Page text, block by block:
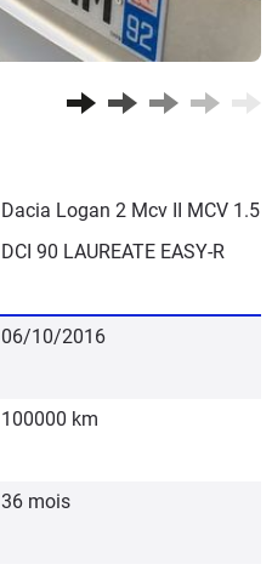
Dacia Logan 2 Mcv II MCV 1.5
DCI 90 LAUREATE EASY-R
06/10/2016
100000 km
36 mois